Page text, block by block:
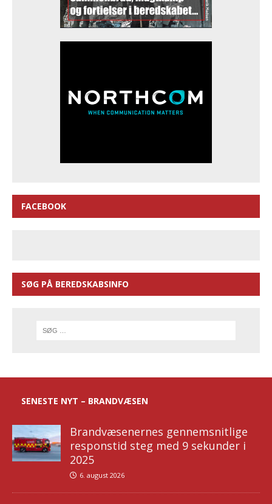
FACEBOOK
SØG PÅ BEREDSKABSINFO
SENESTE NYT – BRANDVÆSEN
Brandvæsenernes gennemsnitlige
responstid steg med 9 sekunder i
2025
6. august 2026